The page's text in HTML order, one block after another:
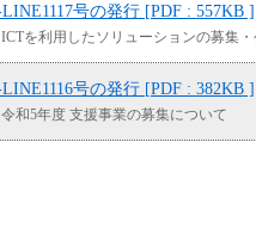
号の発行 557KB
ICTを利用したソリューションの募集
号の発行 382KB
令和5年度 支援事業の募集について